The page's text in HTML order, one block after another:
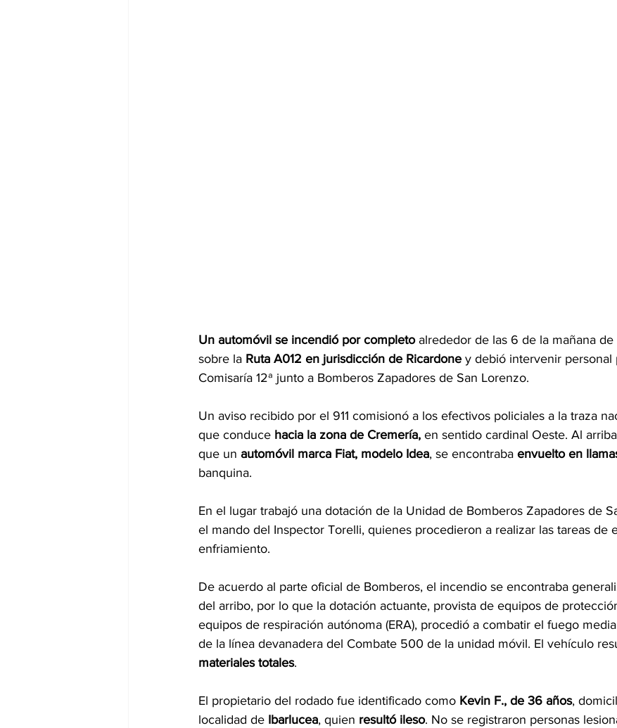
Un automóvil se incendió por completo alrededor de las 6 de la mañana
sobre la Ruta A012 en jurisdicción de Ricardone y debió intervenir personal
Comisaría 12ª junto a Bomberos Zapadores de San Lorenzo.
Un aviso recibido por el 911 comisionó a los efectivos policiales a la traza
que conduce hacia la zona de Cremería, en sentido cardinal Oeste. Al
que un automóvil marca Fiat, modelo Idea, se encontraba envuelto en
banquina.
En el lugar trabajó una dotación de la Unidad de Bomberos Zapadores de
el mando del Inspector Torelli, quienes procedieron a realizar las tareas de
enfriamiento.
De acuerdo al parte oficial de Bomberos, el incendio se encontraba
del arribo, por lo que la dotación actuante, provista de equipos de
equipos de respiración autónoma (ERA), procedió a combatir el fuego
de la línea devanadera del Combate 500 de la unidad móvil. El vehículo
materiales totales.
El propietario del rodado fue identificado como Kevin F., de 36 años,
localidad de Ibarlucea, quien resultó ileso. No se registraron personas